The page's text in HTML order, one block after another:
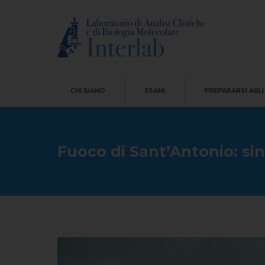
CHI SIAMO ESAMI PREPARARSI AGLI
Fuoco di Sant’Antonio: